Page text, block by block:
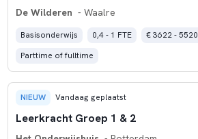
De Wilderen - Waalre
Basisonderwijs 0,4 - 1 FTE
€ 3622 - 5520
Parttime of fulltime
NIEUW Vandaag geplaatst
Leerkracht Groep 1 & 2